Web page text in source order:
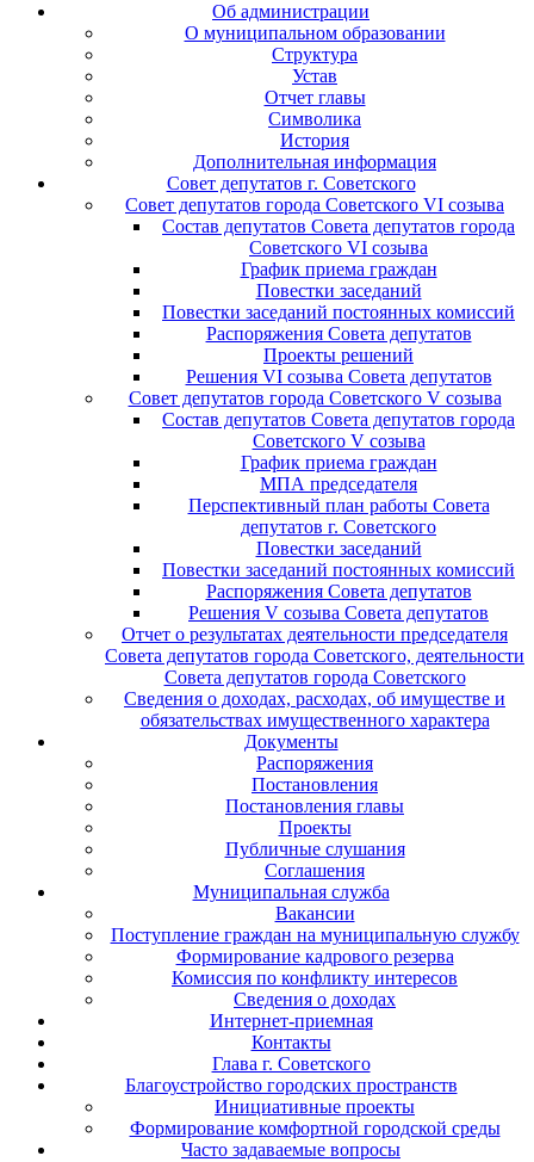
Об администрации
О муниципальном образовании
Структура
Устав
Отчет главы
Символика
История
Дополнительная информация
Совет депутатов г. Советского
Совет депутатов города Советского VI созыва
Состав депутатов Совета депутатов города
Советского VI созыва
График приема граждан
Повестки заседаний
Повестки заседаний постоянных комиссий
Распоряжения Совета депутатов
Проекты решений
Решения VI созыва Совета депутатов
Совет депутатов города Советского V созыва
Состав депутатов Совета депутатов города
Советского V созыва
График приема граждан
МПА председателя
Перспективный план работы Совета
депутатов г. Советского
Повестки заседаний
Повестки заседаний постоянных комиссий
Распоряжения Совета депутатов
Решения V созыва Совета депутатов
Отчет о результатах деятельности председателя
Совета депутатов города Советского, деятельности
Совета депутатов города Советского
Сведения о доходах, расходах, об имуществе и
обязательствах имущественного характера
Документы
Распоряжения
Постановления
Постановления главы
Проекты
Публичные слушания
Соглашения
Муниципальная служба
Вакансии
Поступление граждан на муниципальную службу
Формирование кадрового резерва
Комиссия по конфликту интересов
Сведения о доходах
Интернет-приемная
Контакты
Глава г. Советского
Благоустройство городских пространств
Инициативные проекты
Формирование комфортной городской среды
Часто задаваемые вопросы